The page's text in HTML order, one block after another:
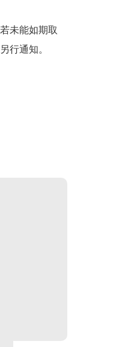
未能如期取
行通知。